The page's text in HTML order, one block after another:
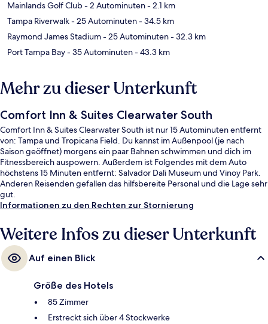
Mainlands Golf Club- 2 Autominuten- 2.1 km
Tampa Riverwalk- 25 Autominuten- 34.5 km
Raymond James Stadium- 25 Autominuten- 32.3 km
Port Tampa Bay- 35 Autominuten- 43.3 km
Mehr zu dieser Unterkunft
Comfort Inn & Suites Clearwater South
Comfort Inn & Suites Clearwater South ist nur 15 Autominuten entfernt
von: Tampa und Tropicana Field. Du kannst im Außenpool (je nach
Saison geöffnet) morgens ein paar Bahnen schwimmen und dich im
Fitnessbereich auspowern. Außerdem ist Folgendes mit dem Auto
höchstens 15 Minuten entfernt: Salvador Dali Museum und Vinoy Park.
Anderen Reisenden gefallen das hilfsbereite Personal und die Lage sehr
gut.
Informationen zu den Rechten zur Stornierung
Weitere Infos zu dieser Unterkunft
Auf einen Blick
Größe des Hotels
85 Zimmer
Erstreckt sich über 4 Stockwerke